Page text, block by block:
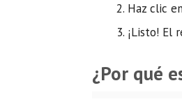
Haz clic
¡Listo! El
¿Por qué